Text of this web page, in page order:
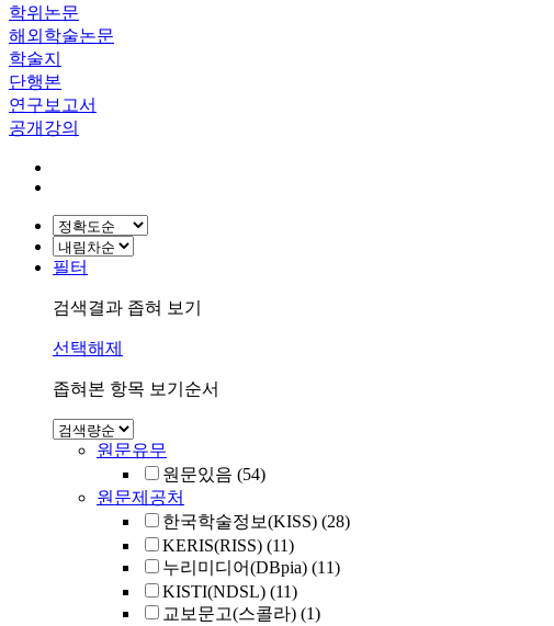
학위논문
해외학술논문
학술지
단행본
연구보고서
공개강의
필터
검색결과 좁혀 보기
선택해제
좁혀본 항목 보기순서
원문유무
원문있음 (54)
원문제공처
한국학술정보(KISS) (28)
KERIS(RISS) (11)
누리미디어(DBpia) (11)
KISTI(NDSL) (11)
교보문고(스콜라) (1)